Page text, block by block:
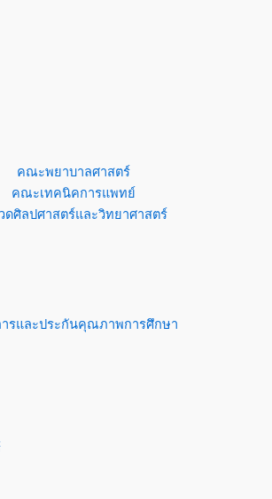
คณะพยาบาลศาสตร์
คณะเทคนิคการแพทย์
ดศิลปศาสตร์และวิทยาศาสตร์
รและประกันคุณภาพการศึกษา